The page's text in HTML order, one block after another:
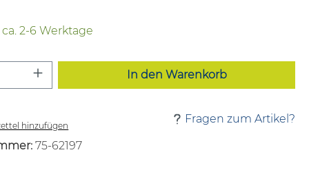
2-6 Werktage
Anzahl: Gib den gewünschten Wert
In den Warenkorb
hinzufügen
Fragen zum Artikel?
75-62197